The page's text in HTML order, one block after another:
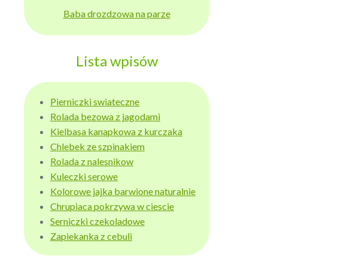
Baba drozdzowa na parze
Lista wpisów
Pierniczki swiateczne
Rolada bezowa z jagodami
Kielbasa kanapkowa z kurczaka
Chlebek ze szpinakiem
Rolada z nalesnikow
Kuleczki serowe
Kolorowe jajka barwione naturalnie
Chrupiaca pokrzywa w ciescie
Serniczki czekoladowe
Zapiekanka z cebuli